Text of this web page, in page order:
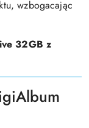
wzbogacając
32GB z